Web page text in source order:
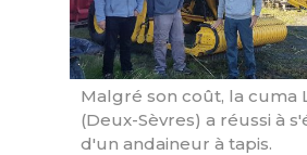
Malgré son coût, la cuma
(Deux-Sèvres) a réussi à
d'un andaineur à tapis.